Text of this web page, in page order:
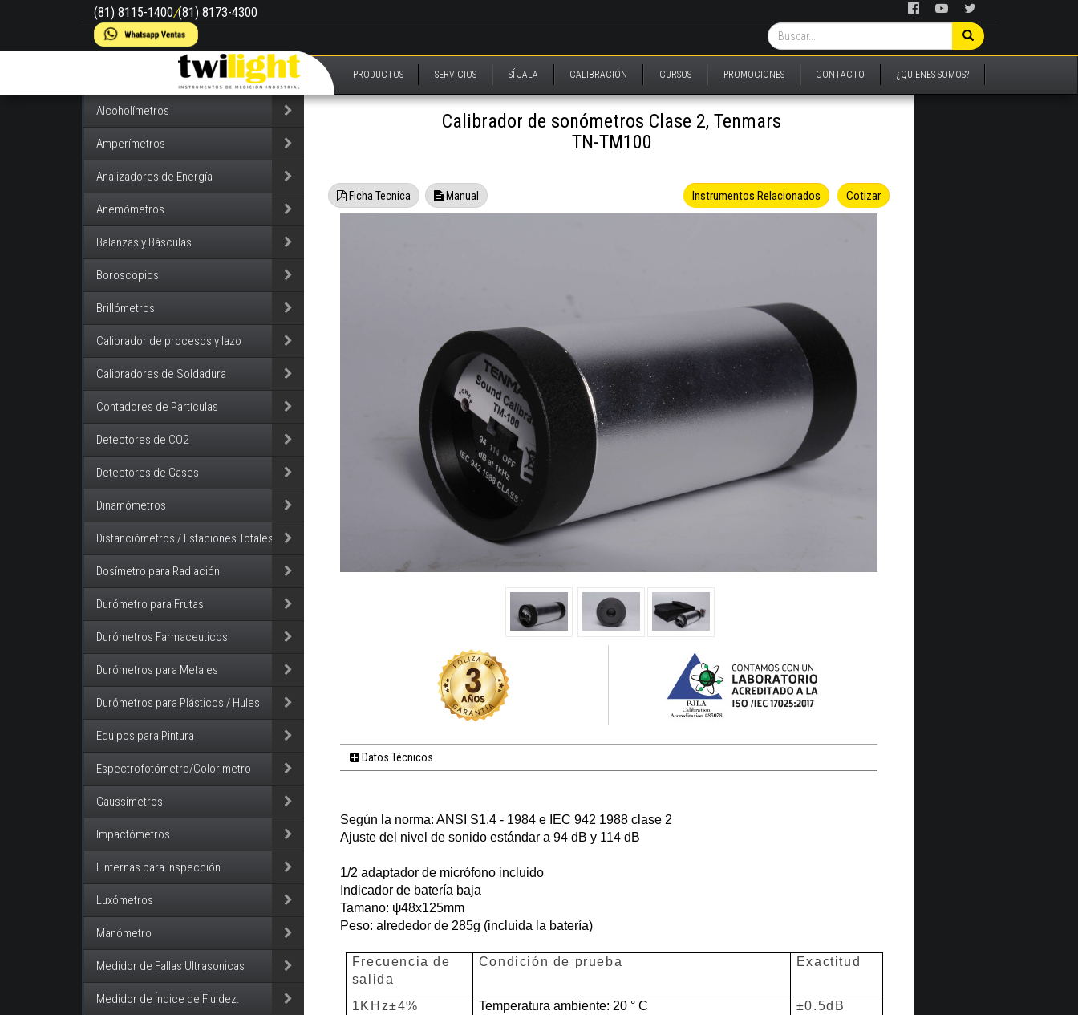
(81) 8115-1400/(81) 8173-4300
PRODUCTOS SERVICIOS SÍ JALA CALIBRACIÓN CURSOS PROMOCIONES CONTACTO ¿QUIENES SOMOS?
Alcoholímetros
Amperímetros
Analizadores de Energía
Anemómetros
Balanzas y Básculas
Boroscopios
Brillómetros
Calibrador de procesos y lazo
Calibradores de Soldadura
Contadores de Partículas
Detectores de CO2
Detectores de Gases
Dinamómetros
Distanciómetros / Estaciones Totales
Dosímetro para Radiación
Durómetro para Frutas
Durómetros Farmaceuticos
Durómetros para Metales
Durómetros para Plásticos / Hules
Equipos para Pintura
Espectrofotómetro/Colorimetro
Gaussimetros
Impactómetros
Linternas para Inspección
Luxómetros
Manómetro
Medidor de Fallas Ultrasonicas
Medidor de Índice de Fluidez.
Calibrador de sonómetros Clase 2, Tenmars
TN-TM100
Cotizar
Instrumentos Relacionados
Ficha Tecnica Manual
Datos Técnicos
Según la norma: ANSI S1.4 - 1984 e IEC 942 1988 clase 2
Ajuste del nivel de sonido estándar a 94 dB y 114 dB
1/2 adaptador de micrófono incluido
Indicador de batería baja
Tamano: ψ48x125mm
Peso: alrededor de 285g (incluida la batería)
Frecuencia de
salida
Condición de prueba Exactitud
1KHz±4%
Temperatura ambiente: 20 ° C
±0.5dB